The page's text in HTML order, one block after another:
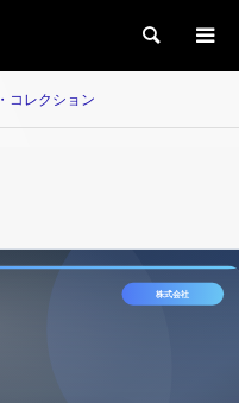
検索
コレクション